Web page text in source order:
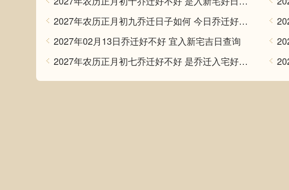
2027年农历正月初九乔迁日子如何 今日乔迁好不好
2027年02月13日乔迁好不好 宜入新宅吉日查询
2027年农历正月初七乔迁好不好 是乔迁入宅好日子吗